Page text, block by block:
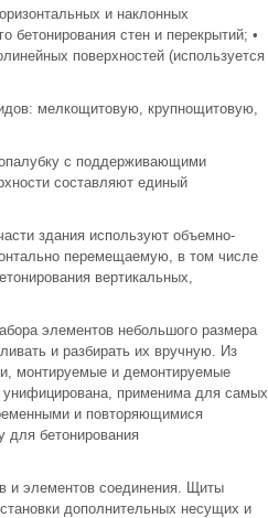
и наклонных
бетонирования стен и перекрытий; •
поверхностей (используется
мелкощитовую, крупнощитовую,
с поддерживающими
составляют единый
здания используют объемно-
перемещаемую, в том числе
вертикальных,
элементов небольшого размера
и разбирать их вручную. Из
монтируемые и демонтируемые
применима для самых
и повторяющимися
для бетонирования
и элементов соединения. Щиты
дополнительных несущих и